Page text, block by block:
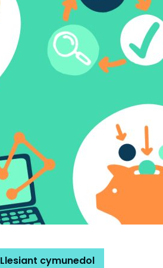
Llesiant cymunedol